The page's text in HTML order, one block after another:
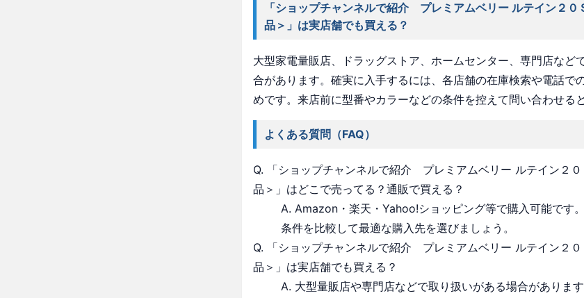
「ショップチャンネルで紹介 プレミアムベリー ルテイン２０
品＞」は実店舗でも買える？
大型家電量販店、ドラッグストア、ホームセンター、専門店など
合があります。確実に入手するには、各店舗の在庫検索や電話で
めです。来店前に型番やカラーなどの条件を控えて問い合わせる
よくある質問（FAQ）
Q. 「ショップチャンネルで紹介 プレミアムベリー ルテイン２
品＞」はどこで売ってる？通販で買える？
A. Amazon・楽天・Yahoo!ショッピング等で購入可能です
条件を比較して最適な購入先を選びましょう。
Q. 「ショップチャンネルで紹介 プレミアムベリー ルテイン２
品＞」は実店舗でも買える？
A. 大型量販店や専門店などで取り扱いがある場合がありま